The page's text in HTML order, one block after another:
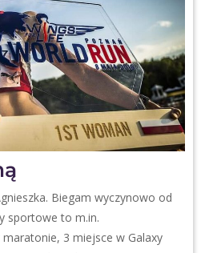
Biegam wyczynowo od
sportowe to m.in.
3 miejsce w Galaxy